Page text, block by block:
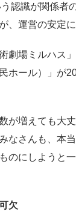
認識が関係者
、運営の安定
場ミルハス
ホール）」が
が増えても大
なさんも、本
のにしようと
欠